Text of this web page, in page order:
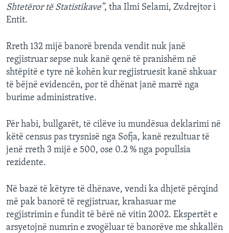
Shtetëror të Statistikave”, tha Ilmi Selami, Zv.drejtor i
Entit.
Rreth 132 mijë banorë brenda vendit nuk janë
regjistruar sepse nuk kanë qenë të pranishëm në
shtëpitë e tyre në kohën kur regjistruesit kanë shkuar
të bëjnë evidencën, por të dhënat janë marrë nga
burime administrative.
Për habi, bullgarët, të cilëve iu mundësua deklarimi në
këtë census pas trysnisë nga Sofja, kanë rezultuar të
jenë rreth 3 mijë e 500, ose 0.2 % nga popullsia
rezidente.
Në bazë të këtyre të dhënave, vendi ka dhjetë përqind
më pak banorë të regjistruar, krahasuar me
regjistrimin e fundit të bërë në vitin 2002. Ekspertët e
arsyetojnë numrin e zvogëluar të banorëve me shkallën